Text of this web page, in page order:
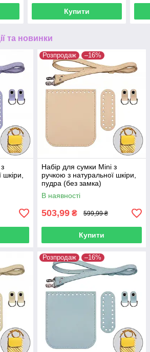
Купити
та новинки
Розпродаж –16%
Набір для сумки Mini з
ручкою з натуральної шкіри,
пудра (без замка)
В наявності
503,99 ₴ 599,99 ₴
Купити
Розпродаж –16%